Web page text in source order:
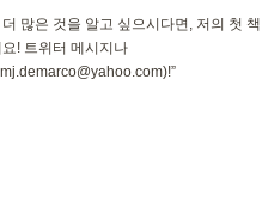
많은 것을 알고 싶으시다면, 저의 첫 책
! 트위터 메시지나
mj.demarco@yahoo.com)!”